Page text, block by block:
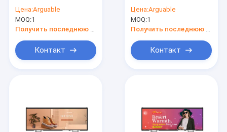
О нас
показывает такси
180w 2mm
рекламируя экраны
Цена:Arguable
MOQ:1
Получить последнюю цену
Контакт
показывает знак
сообщения
автомобиля СИД
Цена:Arguable
MOQ:1
Получить последнюю цену
Контакт